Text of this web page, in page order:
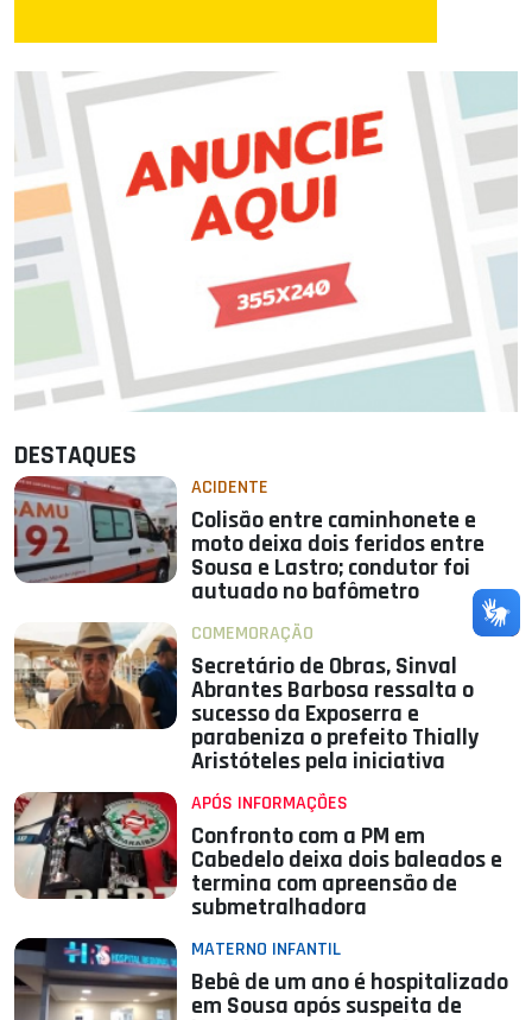
DESTAQUES
ACIDENTE
Colisão entre caminhonete e
moto deixa dois feridos entre
Sousa e Lastro; condutor foi
autuado no bafômetro
COMEMORAÇÃO
Secretário de Obras, Sinval
Abrantes Barbosa ressalta o
sucesso da Exposerra e
parabeniza o prefeito Thially
Aristóteles pela iniciativa
APÓS INFORMAÇÕES
Confronto com a PM em
Cabedelo deixa dois baleados e
termina com apreensão de
submetralhadora
MATERNO INFANTIL
Bebê de um ano é hospitalizado
em Sousa após suspeita de